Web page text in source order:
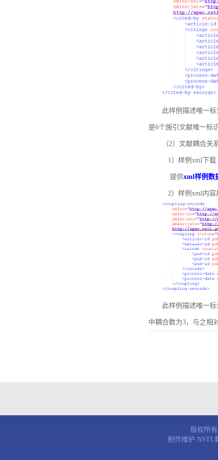
此样例描述唯一标
是6个施引文献唯一标
（2）文献耦合关
1）样例xml下载
提供xml样例数
2）样例xml内容
此样例描述唯一标
中耦合数为3，与之相
版权所
制作维护:NSTL